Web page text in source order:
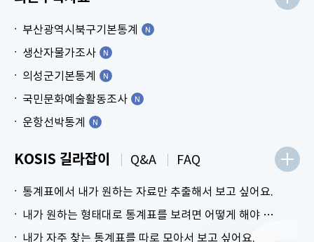
부산광역시북구기본통계
생산자물가조사
의성군기본통계
국민문화예술활동조사
운항선박통계
KOSIS 길라잡이
통계표에서 내가 원하는 자료만 추출해서 보고 싶어요.
내가 원하는 형태대로 통계표를 보려면 어떻게 해야 하나요?
내가 자주 찾는 통계표를 따로 모아서 보고 싶어요.
Q&A FAQ